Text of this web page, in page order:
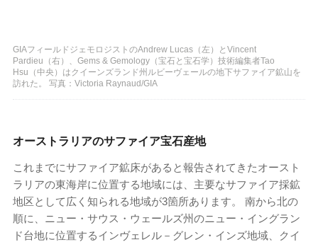
GIAフィールドジェモロジストのAndrew Lucas（左）とVincent
Pardieu（右）、Gems & Gemology（宝石と宝石学）技術編集者Tao
Hsu（中央）はクイーンズランド州ルビーヴェールの地下サファイア鉱山を
訪れた。 写真：Victoria Raynaud/GIA
オーストラリアのサファイア宝石産地
これまでにサファイア鉱床があると報告されてきたオースト
ラリアの東海岸に位置する地域には、主要なサファイア採鉱
地区として広く知られる地域が3箇所あります。 南から北の
順に、ニュー・サウス・ウェールズ州のニュー・イングラン
ド台地に位置するインヴェレル－グレン・インズ地域、クイ